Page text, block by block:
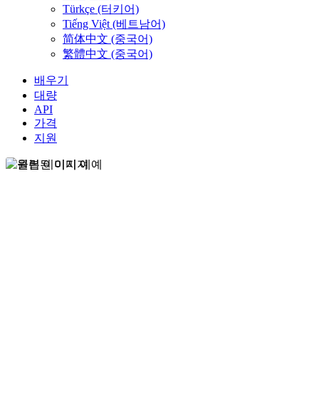
Türkçe (터키어)
Tiếng Việt (베트남어)
简体中文 (중국어)
繁體中文 (중국어)
배우기
대량
API
가격
지원